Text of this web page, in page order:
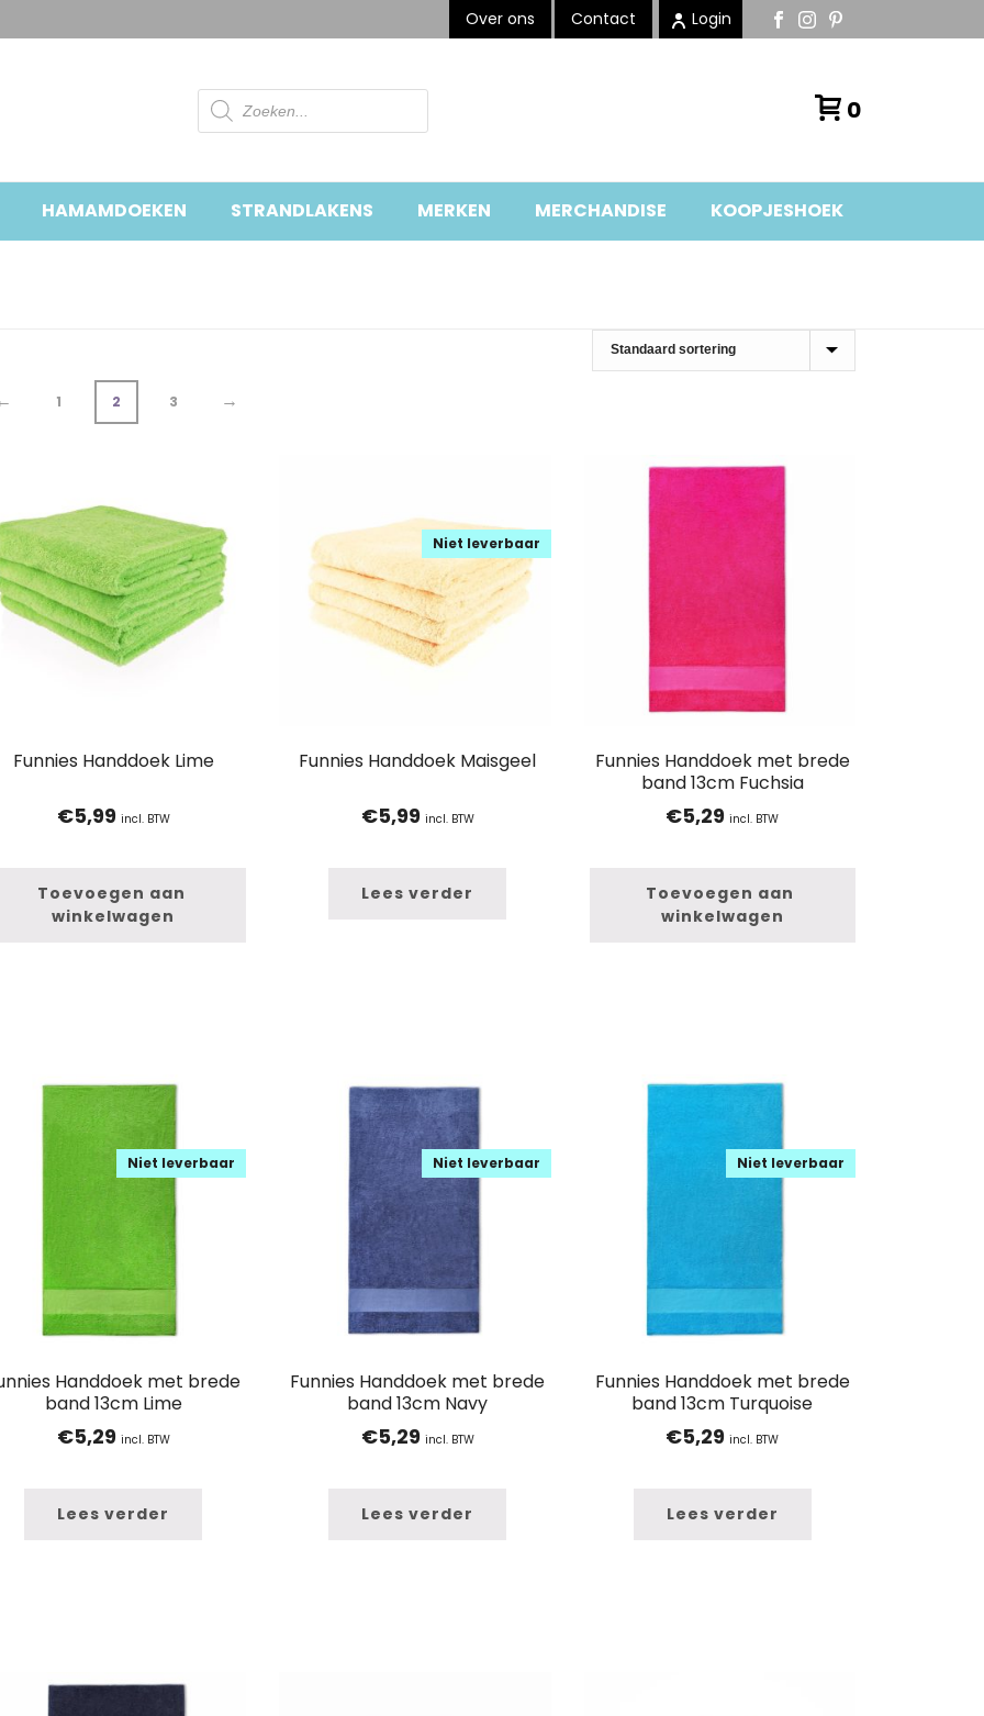
Over ons Contact Login
Producten
zoeken 0
HAMAMDOEKEN STRANDLAKENS MERKEN MERCHANDISE KOOPJESHOEK
1 2 3 →
Funnies Handdoek Lime
€5,99 incl. BTW
Toevoegen aan
winkelwagen
Funnies Handdoek Maisgeel
Niet leverbaar
€5,99 incl. BTW
Lees verder
Funnies Handdoek met brede
band 13cm Fuchsia
€5,29 incl. BTW
Toevoegen aan
winkelwagen
Handdoek met brede
band 13cm Lime
Niet leverbaar
€5,29 incl. BTW
Lees verder
Funnies Handdoek met brede
band 13cm Navy
Niet leverbaar
€5,29 incl. BTW
Lees verder
Funnies Handdoek met brede
band 13cm Turquoise
Niet leverbaar
€5,29 incl. BTW
Lees verder